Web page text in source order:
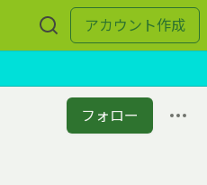
アカウント作成
フォロー